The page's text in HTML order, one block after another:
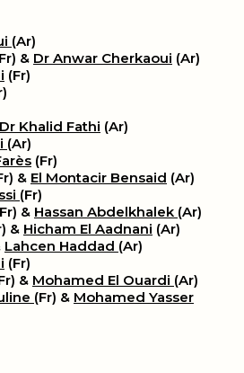
(Ar)
& Dr Anwar Cherkaoui (Ar)
(Fr)
Dr Khalid Fathi (Ar)
(Ar)
(Fr)
& El Montacir Bensaid (Ar)
(Fr)
& Hassan Abdelkhalek (Ar)
& Hicham El Aadnani (Ar)
Lahcen Haddad (Ar)
(Fr)
& Mohamed El Ouardi (Ar)
(Fr) & Mohamed Yasser